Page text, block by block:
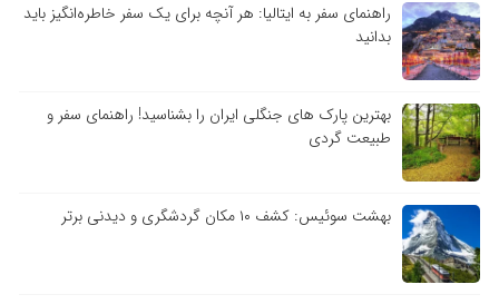
راهنمای سفر به ایتالیا: هر آنچه برای یک سفر خاطره‌انگیز باید
بدانید
بهترین پارک های جنگلی ایران را بشناسید! راهنمای سفر و
طبیعت گردی
بهشت سوئیس: کشف ۱۰ مکان گردشگری و دیدنی برتر